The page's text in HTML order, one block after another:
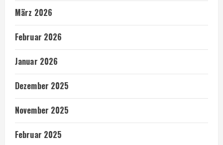
März 2026
Februar 2026
Januar 2026
Dezember 2025
November 2025
Februar 2025